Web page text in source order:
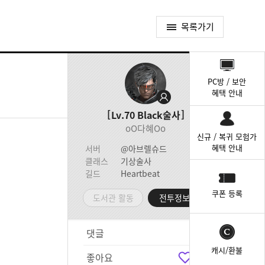
목록가기
Lv.70 Black술사
oO다혜Oo
서버
@아브렐슈드
클래스
기상술사
길드
Heartbeat
도서관 활동 전투정보실
댓글
좋아요
PC방 / 보안
혜택 안내
신규 / 복귀 모험가
혜택 안내
쿠폰 등록
캐시/환불